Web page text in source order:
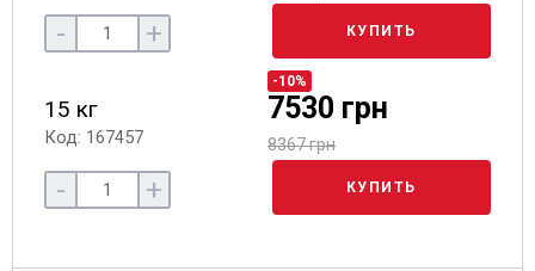
- + КУПИТЬ
15 кг
Код: 167457
-10%
7530 грн
8367 грн
- + КУПИТЬ